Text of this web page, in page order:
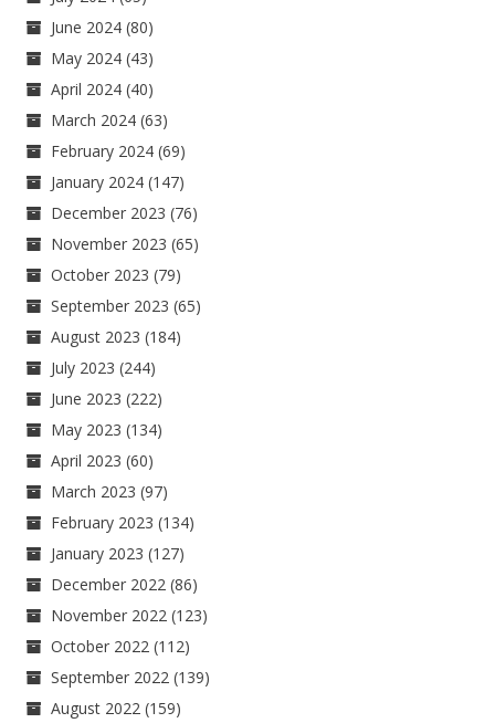
June 2024 (80)
May 2024 (43)
April 2024 (40)
March 2024 (63)
February 2024 (69)
January 2024 (147)
December 2023 (76)
November 2023 (65)
October 2023 (79)
September 2023 (65)
August 2023 (184)
July 2023 (244)
June 2023 (222)
May 2023 (134)
April 2023 (60)
March 2023 (97)
February 2023 (134)
January 2023 (127)
December 2022 (86)
November 2022 (123)
October 2022 (112)
September 2022 (139)
August 2022 (159)